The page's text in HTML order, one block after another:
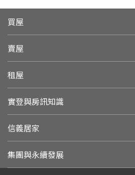
買屋
賣屋
租屋
實登與房訊知識
信義居家
集團與永續發展